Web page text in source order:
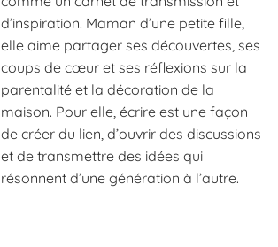
d’inspiration. Maman d’une petite fille,
elle aime partager ses découvertes, ses
coups de cœur et ses réflexions sur la
parentalité et la décoration de la
maison. Pour elle, écrire est une façon
de créer du lien, d’ouvrir des discussions
et de transmettre des idées qui
résonnent d’une génération à l’autre.